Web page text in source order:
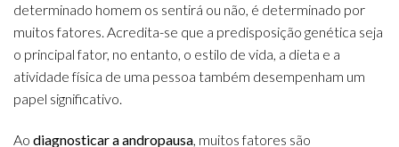
determinado homem os sentirá ou não, é determinado por
muitos fatores. Acredita-se que a predisposição genética seja
o principal fator, no entanto, o estilo de vida, a dieta e a
atividade física de uma pessoa também desempenham um
papel significativo.
Ao diagnosticar a andropausa, muitos fatores são